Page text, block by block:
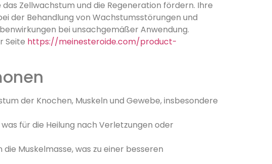
Zellwachstum und die Regeneration fördern. Ihre
der Behandlung von Wachstumsstörungen und
bei unsachgemäßer Anwendung.
Seite https://meinesteroide.com/product-
der Knochen, Muskeln und Gewebe, insbesondere
für die Heilung nach Verletzungen oder
Muskelmasse, was zu einer besseren